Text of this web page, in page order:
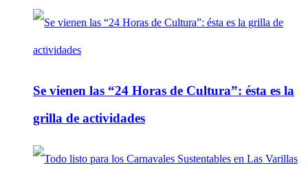
Se vienen las “24 Horas de Cultura”: ésta es la
grilla de actividades